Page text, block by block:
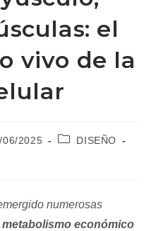
el
vivo de la
06/2025
Categoría
DISEÑO
numerosas
metabolismo económico